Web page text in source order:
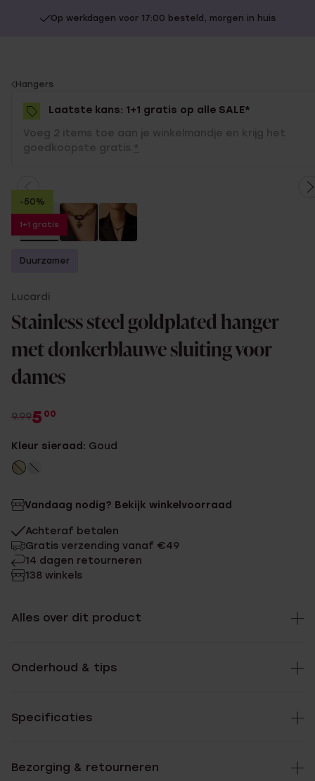
Op werkdagen voor 17:00 besteld, morgen in huis
You
are
here:
Hangers
Laatste kans: 1+1 gratis op alle SALE*
Voeg 2 items toe aan je winkelmandje en krijg het
goedkoopste gratis. *
-50%
1+1 gratis
Duurzamer
Lucardi
Stainless steel goldplated hanger
met donkerblauwe sluiting voor
dames
9.995 00
Kleur sieraad: Goud
Vandaag nodig? Bekijk winkelvoorraad
Achteraf betalen
Gratis verzending vanaf €49
14 dagen retourneren
138 winkels
Alles over dit product
Onderhoud & tips
Specificaties
Bezorging & retourneren